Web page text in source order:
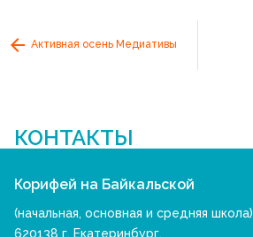
Активная осень Медиативы
КОНТАКТЫ
Корифей на Байкальской
(начальная, основная и средняя школа)
620138 г. Екатеринбург,